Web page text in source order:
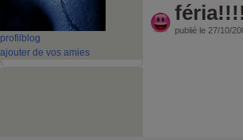
profil blog
ajouter de vos amies
publié le 27/10/